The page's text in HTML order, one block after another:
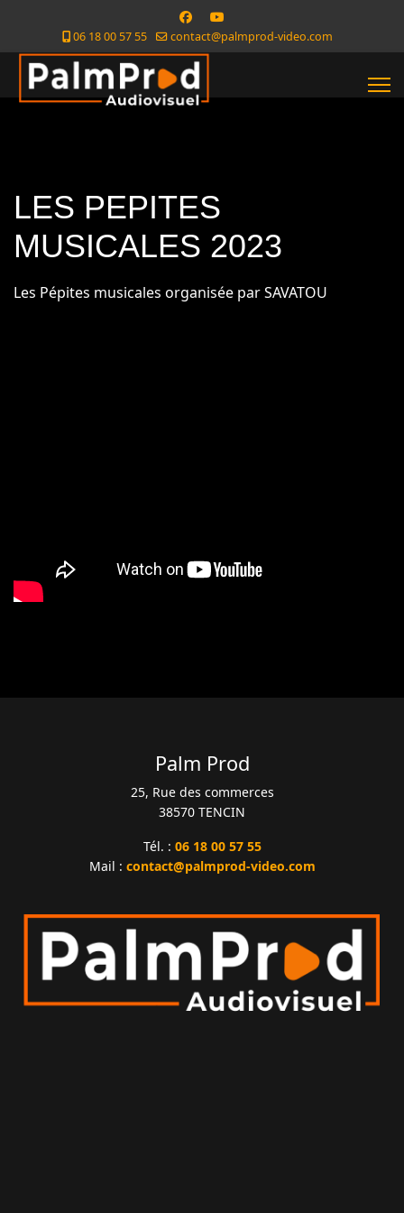
06 18 00 57 55 contact@palmprod-video.com
LES PEPITES
MUSICALES 2023
Les Pépites musicales organisée par SAVATOU
Palm Prod
25, Rue des commerces
38570 TENCIN
Tél. : 06 18 00 57 55
Mail : contact@palmprod-video.com